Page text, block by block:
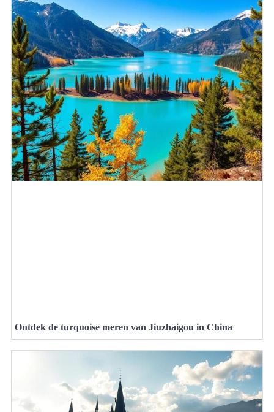
Ontdek de turquoise meren van Jiuzhaigou in China